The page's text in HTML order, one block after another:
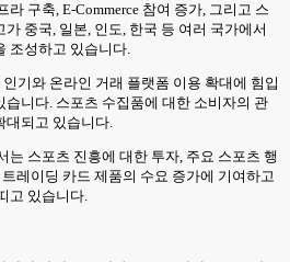
구축, E-Commerce 참여 증가, 그리고 스
중국, 일본, 인도, 한국 등 여러 국가에서
조성하고 있습니다.
기와 온라인 거래 플랫폼 이용 확대에 힘입
니다. 스포츠 수집품에 대한 소비자의 관
대되고 있습니다.
는 스포츠 진흥에 대한 투자, 주요 스포츠 행
레이딩 카드 제품의 수요 증가에 기여하고
고 있습니다.